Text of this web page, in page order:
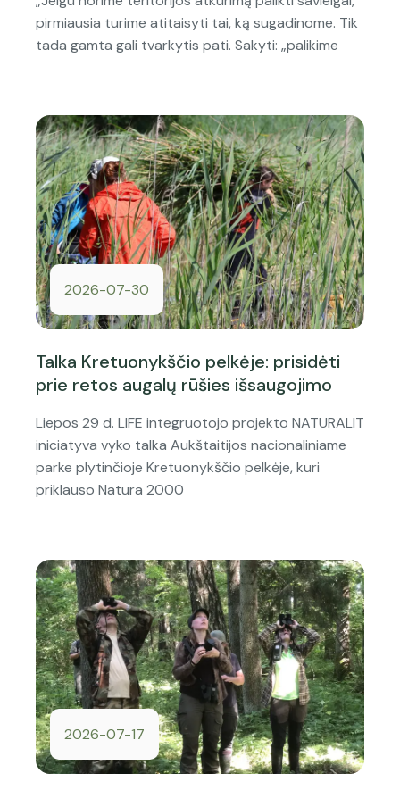
pirmiausia turime atitaisyti tai, ką sugadinome. Tik
tada gamta gali tvarkytis pati. Sakyti: „palikime
2026-07-30
Talka Kretuonykščio pelkėje: prisidėti
prie retos augalų rūšies išsaugojimo
Liepos 29 d. LIFE integruotojo projekto NATURALIT
iniciatyva vyko talka Aukštaitijos nacionaliniame
parke plytinčioje Kretuonykščio pelkėje, kuri
priklauso Natura 2000
2026-07-17